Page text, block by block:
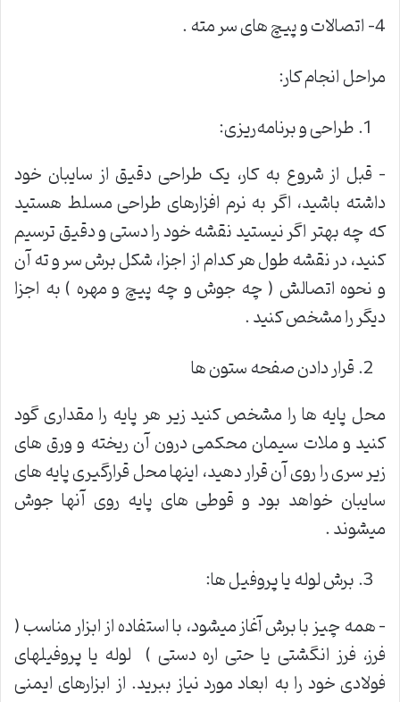
4- اتصالات و پیچ های سر مته .
مراحل انجام کار:
طراحی و برنامه‌ریزی:
– قبل از شروع به کار، یک طراحی دقیق از سایبان خود
داشته باشید، اگر به نرم افزارهای طراحی مسلط هستید
که چه بهتر اگر نیستید نقشه خود را دستی و دقیق ترسیم
کنید، در نقشه طول هر کدام از اجزا، شکل برش سر و ته آن
و نحوه اتصالش ( چه جوش و چه پیچ و مهره ) به اجزا
دیگر را مشخص کنید .
قرار دادن صفحه ستون ها
محل پایه ها را مشخص کنید زیر هر پایه را مقداری گود
کنید و ملات سیمان محکمی درون آن ریخته و ورق های
زیر سری را روی آن قرار دهید، اینها محل قرارگیری پایه های
سایبان خواهد بود و قوطی های پایه روی آنها جوش
میشوند .
برش لوله‌ یا پروفیل ها:
– همه چیز با برش آغاز میشود، با استفاده از ابزار مناسب (
فرز، فرز انگشتی یا حتی اره دستی ) لوله‌ یا پروفیلهای
فولادی خود را به ابعاد مورد نیاز ببرید. از ابزارهای ایمنی